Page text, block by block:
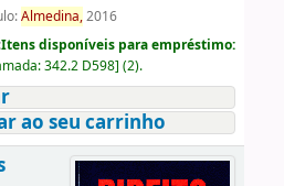
Almedina,2016
Itens disponíveis para empréstimo:
342.2 D598] (2).
ao seu carrinho